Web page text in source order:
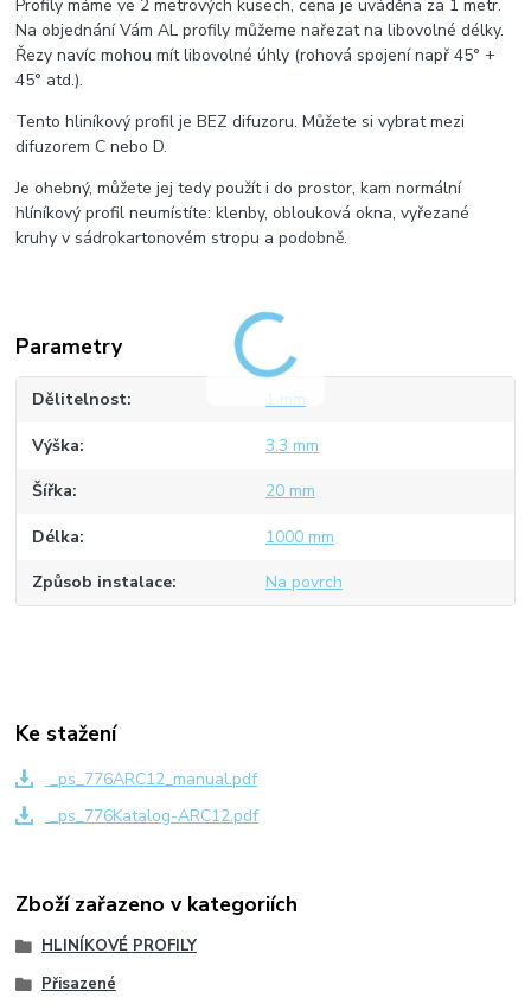
Profily máme ve 2 metrových kusech, cena je uváděna za 1 metr.
Na objednání Vám AL profily můžeme nařezat na libovolné délky.
Řezy navíc mohou mít libovolné úhly (rohová spojení např 45° +
45° atd.).
Tento hliníkový profil je BEZ difuzoru. Můžete si vybrat mezi
difuzorem C nebo D.
Je ohebný, můžete jej tedy použít i do prostor, kam normální
hlíníkový profil neumístíte: klenby, oblouková okna, vyřezané
kruhy v sádrokartonovém stropu a podobně.
Parametry
Dělitelnost 1 mm
Výška 3.3 mm
Šířka 20 mm
Délka 1000 mm
Způsob instalace Na povrch
Ke stažení
_ps_776ARC12_manual.pdf
_ps_776Katalog-ARC12.pdf
Zboží zařazeno v kategoriích
HLINÍKOVÉ PROFILY
Přisazené